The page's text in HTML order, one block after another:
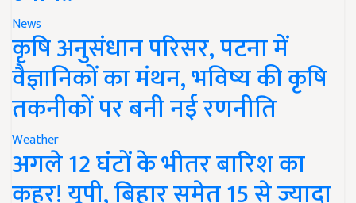
News
कृषि अनुसंधान परिसर, पटना में
वैज्ञानिकों का मंथन, भविष्य की कृषि
तकनीकों पर बनी नई रणनीति
Weather
अगले 12 घंटों के भीतर बारिश का
कहर! यूपी, बिहार समेत 15 से ज्यादा